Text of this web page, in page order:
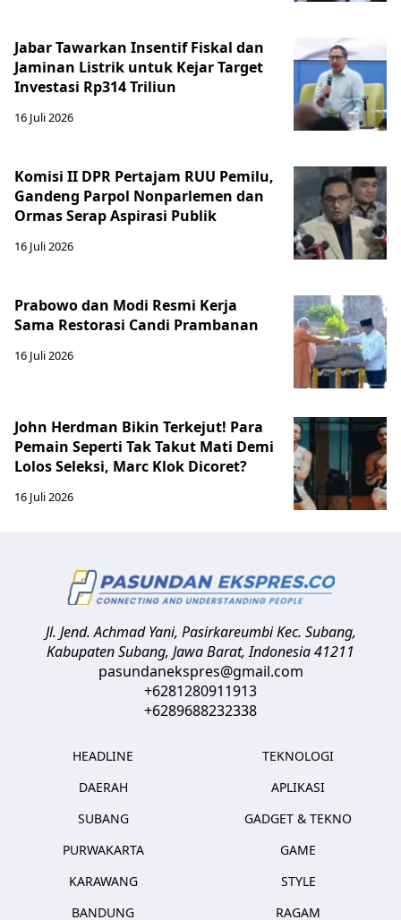
Jabar Tawarkan Insentif Fiskal dan
Jaminan Listrik untuk Kejar Target
Investasi Rp314 Triliun
16 Juli 2026
Komisi II DPR Pertajam RUU Pemilu,
Gandeng Parpol Nonparlemen dan
Ormas Serap Aspirasi Publik
16 Juli 2026
Prabowo dan Modi Resmi Kerja
Sama Restorasi Candi Prambanan
16 Juli 2026
John Herdman Bikin Terkejut! Para
Pemain Seperti Tak Takut Mati Demi
Lolos Seleksi, Marc Klok Dicoret?
16 Juli 2026
Jl. Jend. Achmad Yani, Pasirkareumbi Kec. Subang,
Kabupaten Subang, Jawa Barat,Indonesia41211
pasundanekspres@gmail.com
+6281280911913
+6289688232338
HEADLINE
DAERAH
SUBANG
PURWAKARTA
KARAWANG
BANDUNG
TEKNOLOGI
APLIKASI
GADGET & TEKNO
GAME
STYLE
RAGAM